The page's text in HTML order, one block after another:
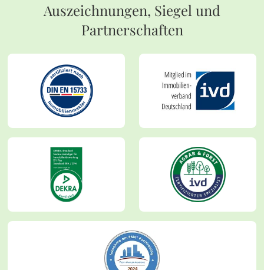
Auszeichnungen, Siegel und
Partnerschaften